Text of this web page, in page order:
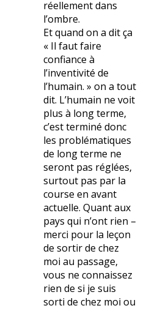
réellement dans
l’ombre.
Et quand on a dit ça
« Il faut faire
confiance à
l’inventivité de
l’humain. » on a tout
dit. L’humain ne voit
plus à long terme,
c’est terminé donc
les problématiques
de long terme ne
seront pas réglées,
surtout pas par la
course en avant
actuelle. Quant aux
pays qui n’ont rien –
merci pour la leçon
de sortir de chez
moi au passage,
vous ne connaissez
rien de si je suis
sorti de chez moi ou